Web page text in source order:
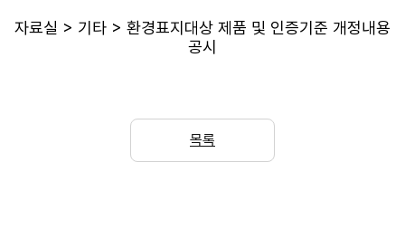
자료실 > 기타 > 환경표지대상 제품 및 인증기준 개정내용
공시
목록